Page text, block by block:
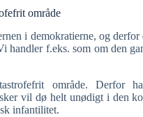
område
i demokratierne, og
f.eks. som om den
område.
vil dø helt unødigt i den
infantilitet.